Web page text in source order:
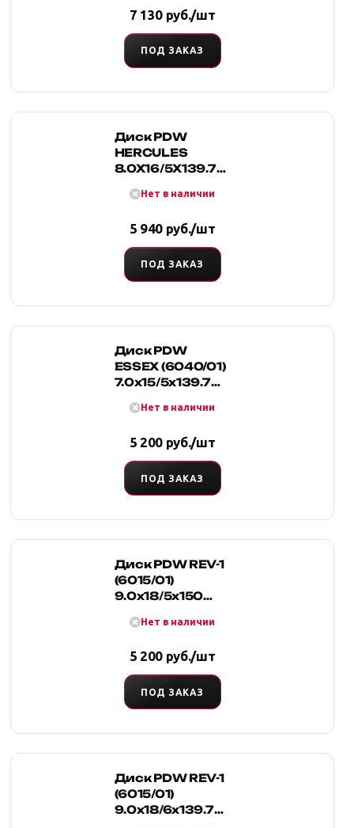
7 130 руб./шт
ПОД ЗАКАЗ
Диск PDW
HERCULES
8.0X16/5X139.7
Нет в наличии
5 940 руб./шт
ПОД ЗАКАЗ
Диск PDW
ESSEX (6040/01)
7.0x15/5x139.7
Нет в наличии
5 200 руб./шт
ПОД ЗАКАЗ
Диск PDW REV-1
(6015/01)
9.0x18/5x150
Нет в наличии
5 200 руб./шт
ПОД ЗАКАЗ
Диск PDW REV-1
(6015/01)
9.0x18/6x139.7